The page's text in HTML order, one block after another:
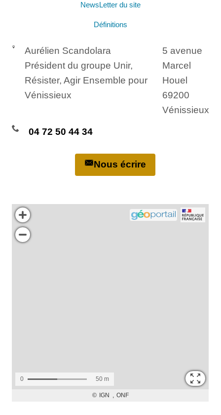
NewsLetter du site
Définitions
Aurélien Scandolara
Président du groupe Unir,
Résister, Agir Ensemble pour
Vénissieux
5 avenue
Marcel
Houel
69200
Vénissieux
04 72 50 44 34
Nous écrire